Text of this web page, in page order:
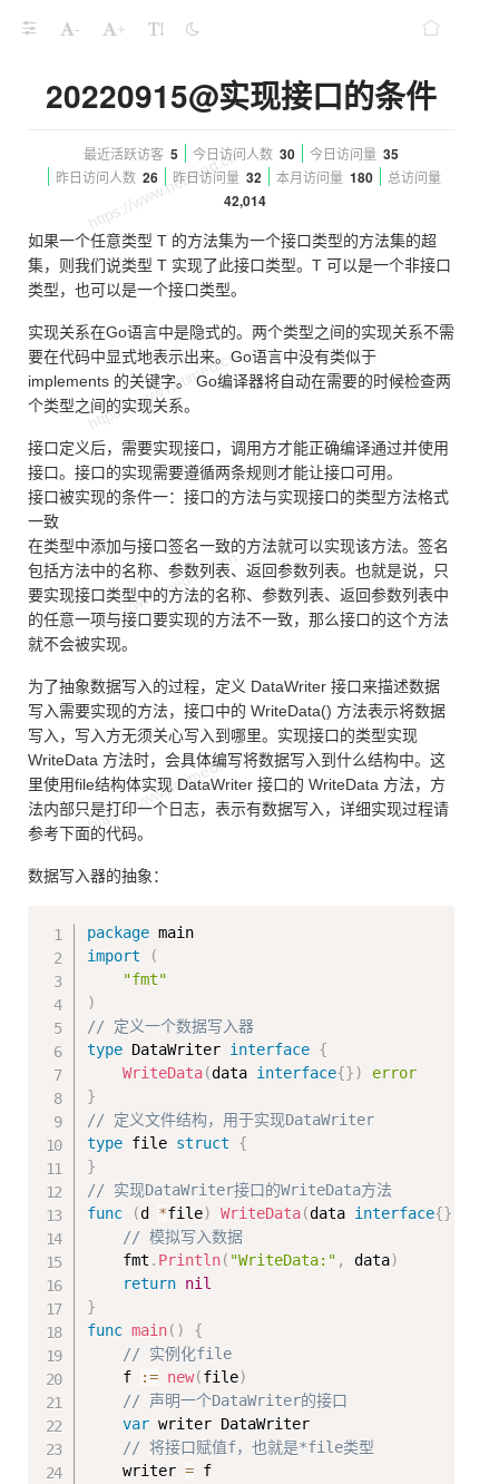
- +
20220915@实现接口的条件
最近活跃访客 5 今日访问人数 30 今日访问量 35
昨日访问人数 26 昨日访问量 32 本月访问量 180 总访问量
42,014
如果一个任意类型 T 的方法集为一个接口类型的方法集的超
集，则我们说类型 T 实现了此接口类型。T 可以是一个非接口
类型，也可以是一个接口类型。
实现关系在Go语言中是隐式的。两个类型之间的实现关系不需
要在代码中显式地表示出来。Go语言中没有类似于
implements 的关键字。 Go编译器将自动在需要的时候检查两
个类型之间的实现关系。
接口定义后，需要实现接口，调用方才能正确编译通过并使用
接口。接口的实现需要遵循两条规则才能让接口可用。
接口被实现的条件一：接口的方法与实现接口的类型方法格式
一致
在类型中添加与接口签名一致的方法就可以实现该方法。签名
包括方法中的名称、参数列表、返回参数列表。也就是说，只
要实现接口类型中的方法的名称、参数列表、返回参数列表中
的任意一项与接口要实现的方法不一致，那么接口的这个方法
就不会被实现。
为了抽象数据写入的过程，定义 DataWriter 接口来描述数据
写入需要实现的方法，接口中的 WriteData() 方法表示将数据
写入，写入方无须关心写入到哪里。实现接口的类型实现
WriteData 方法时，会具体编写将数据写入到什么结构中。这
里使用file结构体实现 DataWriter 接口的 WriteData 方法，方
法内部只是打印一个日志，表示有数据写入，详细实现过程请
参考下面的代码。
数据写入器的抽象：
package
import
(
"fmt"
)
// 定义一个数据写入器
type DataWriter interface {
WriteData(data interface{})
error
}
// 定义文件结构，用于实现DataWriter
type file struct
{
}
// 实现DataWriter接口的WriteData方法
func
(d *file) WriteData(data interface{}
// 模拟写入数据
    fmt
. Println( "WriteData:" , data)
return nil
}
func main( )
{
// 实例化file
    f
:= new(file)
// 声明一个DataWriter的接口
var writer DataWriter
// 将接口赋值f，也就是*file类型
    writer
= f